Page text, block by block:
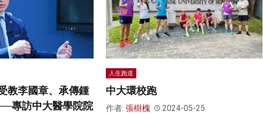
教李國章、承傳鍾
專訪中大醫學院院
人生跑道
中大環校跑
作者: 張樹槐 2024-05-25